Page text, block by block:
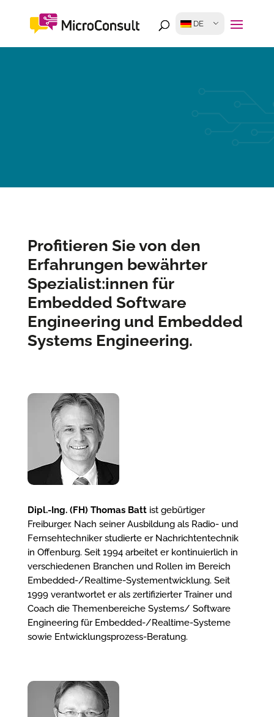
DE
Profitieren Sie von den
Erfahrungen bewährter
Spezialist:innen für
Embedded Software
Engineering und Embedded
Systems Engineering.
Dipl.-Ing. (FH) Thomas Battist gebürtiger
Freiburger. Nach seiner Ausbildung als Radio- und
Fernsehtechniker studierte er Nachrichtentechnik
in Offenburg. Seit 1994 arbeitet er kontinuierlich in
verschiedenen Branchen und Rollen im Bereich
Embedded-/Realtime-Systementwicklung. Seit
1999 verantwortet er als zertifizierter Trainer und
Coach die Themenbereiche Systems/ Software
Engineering für Embedded-/Realtime-Systeme
sowie Entwicklungsprozess-Beratung.